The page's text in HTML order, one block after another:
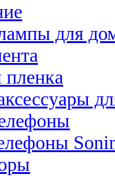
для